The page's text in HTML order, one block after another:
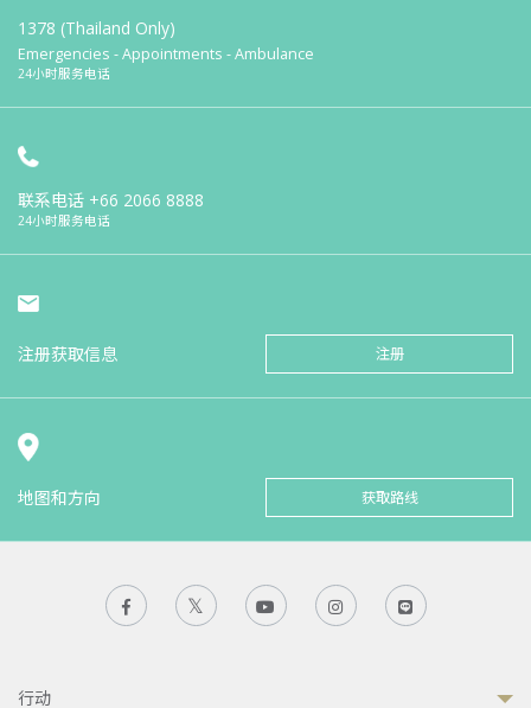
1378 (Thailand Only)
Emergencies - Appointments - Ambulance
24小时服务电话
联系电话 +66 2066 8888
24小时服务电话
注册获取信息 注册
地图和方向 获取路线
行动